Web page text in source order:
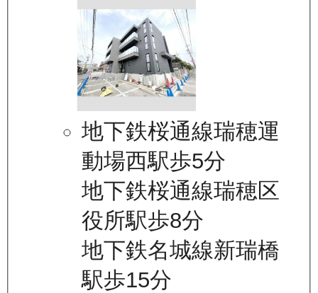
地下鉄桜通線瑞穂運
動場西駅歩5分
地下鉄桜通線瑞穂区
役所駅歩8分
地下鉄名城線新瑞橋
駅歩15分